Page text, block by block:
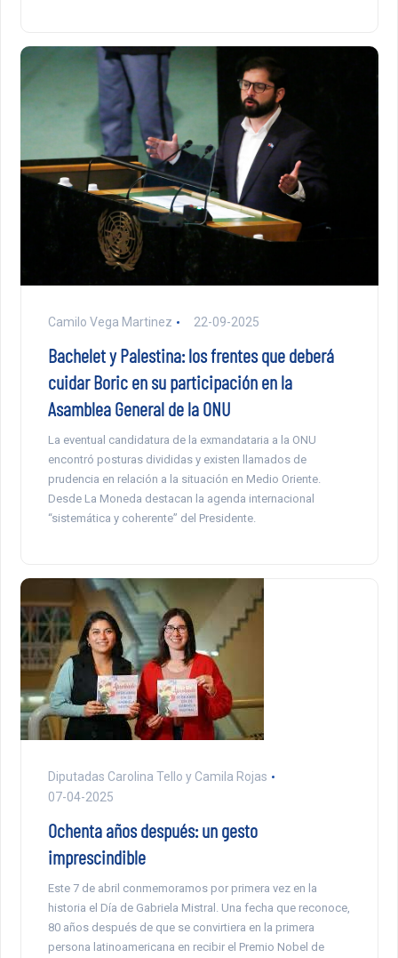
Camilo Vega Martinez 22-09-2025
Bachelet y Palestina: los frentes que deberá
cuidar Boric en su participación en la
Asamblea General de la ONU
La eventual candidatura de la exmandataria a la ONU
encontró posturas divididas y existen llamados de
prudencia en relación a la situación en Medio Oriente.
Desde La Moneda destacan la agenda internacional
“sistemática y coherente” del Presidente.
Diputadas Carolina Tello y Camila Rojas
07-04-2025
Ochenta años después: un gesto
imprescindible
Este 7 de abril conmemoramos por primera vez en la
historia el Día de Gabriela Mistral. Una fecha que reconoce,
80 años después de que se convirtiera en la primera
persona latinoamericana en recibir el Premio Nobel de